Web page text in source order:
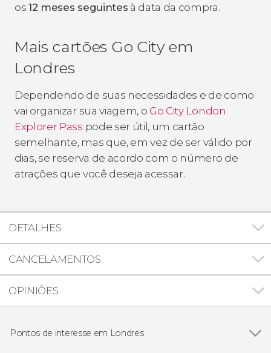
os12 meses seguintes à data da compra.
Mais cartões Go City em
Londres
Dependendo de suas necessidades e de como
vai organizar sua viagem, o Go City London
Explorer Pass pode ser útil, um cartão
semelhante, mas que, em vez de ser válido por
dias, se reserva de acordo com o número de
atrações que você deseja acessar.
DETALHES
CANCELAMENTOS
OPINIÕES
Pontos de interesse em Londres